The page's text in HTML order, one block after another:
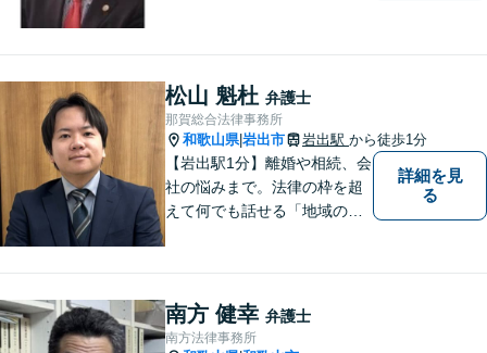
松山 魁杜 弁護士
那賀総合法律事務所
和歌山県|岩出市 岩出駅 から徒歩1分
【岩出駅1分】離婚や相続、会
社の悩みまで。法律の枠を超
えて何でも話せる「地域のか
育ちの私が丁寧にサポートし
ます。【丁寧なヒアリング】
詳細を見
る
南方 健幸 弁護士
南方法律事務所